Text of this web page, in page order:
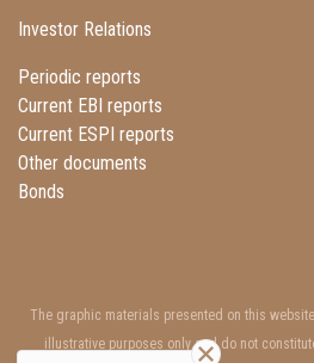
Investor Relations
Periodic reports
Current EBI reports
Current ESPI reports
Other documents
Bonds
The graphic materials presented on this
illustrative purposes only and do not